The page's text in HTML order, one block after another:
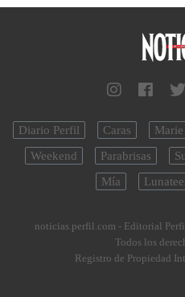
Diario Perfil Caras
Weekend
Parabrisas
Mía
noticias.perfil.com - Editorial
Todos los
Registro de Propiedad